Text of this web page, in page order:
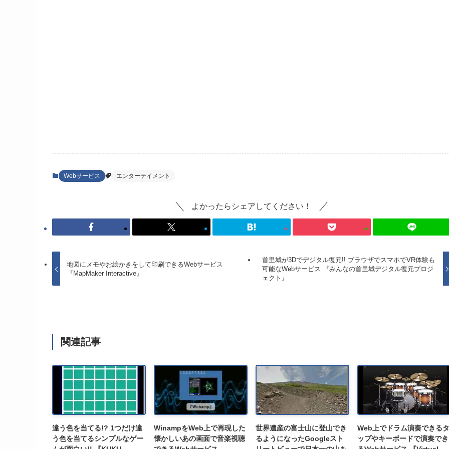
Webサービス エンターテイメント
よかったらシェアしてください！
地図にメモやお絵かきをして印刷できるWebサービス
『MapMaker Interactive』
首里城が3Dでデジタル復元!! ブラウザでスマホでVR体験も
可能なWebサービス 『みんなの首里城デジタル復元プロジ
ェクト』
関連記事
違う色を当てる!? 1つだけ違
う色を当てるシンプルなゲー
WinampをWeb上で再現した
懐かしいあの画面で音楽視聴
世界遺産の富士山に登山でき
るようになったGoogleスト
Web上でドラム演奏できるタ
ップやキーボードで演奏でき